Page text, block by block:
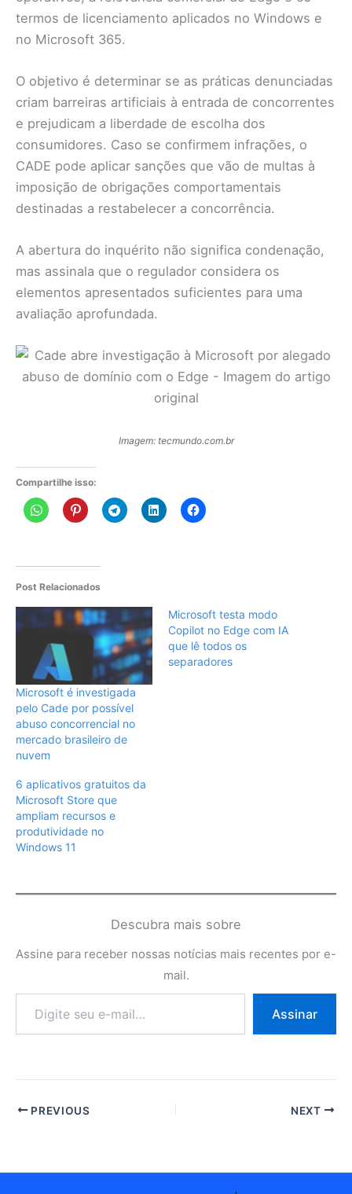
termos de licenciamento aplicados no Windows e
no Microsoft 365.
O objetivo é determinar se as práticas denunciadas
criam barreiras artificiais à entrada de concorrentes
e prejudicam a liberdade de escolha dos
consumidores. Caso se confirmem infrações, o
CADE pode aplicar sanções que vão de multas à
imposição de obrigações comportamentais
destinadas a restabelecer a concorrência.
A abertura do inquérito não significa condenação,
mas assinala que o regulador considera os
elementos apresentados suficientes para uma
avaliação aprofundada.
Imagem: tecmundo.com.br
Compartilhe isso:
Post Relacionados
Microsoft é investigada
pelo Cade por possível
abuso concorrencial no
mercado brasileiro de
nuvem
Microsoft testa modo
Copilot no Edge com IA
que lê todos os
separadores
6 aplicativos gratuitos da
Microsoft Store que
ampliam recursos e
produtividade no
Windows 11
Descubra mais sobre
Assine para receber nossas notícias mais recentes por e-
mail.
e-
Assinar
PREVIOUS NEXT